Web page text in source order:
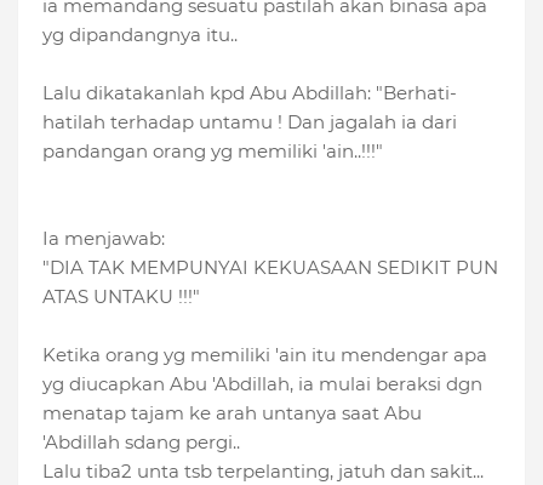
ia memandang sesuatu pastilah akan binasa apa
yg dipandangnya itu..
Lalu dikatakanlah kpd Abu Abdillah: "Berhati-
hatilah terhadap untamu ! Dan jagalah ia dari
pandangan orang yg memiliki 'ain..!!!"
Ia menjawab:
"DIA TAK MEMPUNYAI KEKUASAAN SEDIKIT PUN
ATAS UNTAKU !!!"
Ketika orang yg memiliki 'ain itu mendengar apa
yg diucapkan Abu 'Abdillah, ia mulai beraksi dgn
menatap tajam ke arah untanya saat Abu
'Abdillah sdang pergi..
Lalu tiba2 unta tsb terpelanting, jatuh dan sakit...